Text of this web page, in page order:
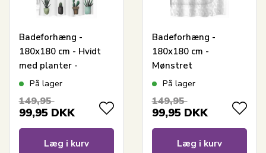
Badeforhæng -
180x180 cm - Hvidt
med planter -
Bruseforhæng klar til
På lager
149,95
99,95 DKK
Læg i kurv
Badeforhæng -
180x180 cm -
Mønstret
badeforhæng -
ophæng
På lager
149,95
99,95 DKK
Læg i kurv